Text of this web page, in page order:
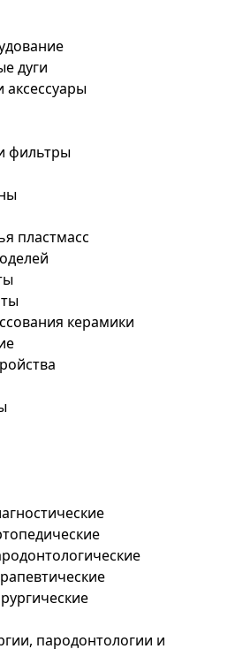
дуги
аксессуары
фильтры
пластмасс
керамики
пародонтологии и